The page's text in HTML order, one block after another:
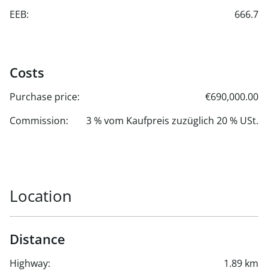
EEB:
666.7
Costs
Purchase price:
€690,000.00
Commission:
3 % vom Kaufpreis zuzüglich 20 % USt.
Location
Distance
Highway:
1.89 km